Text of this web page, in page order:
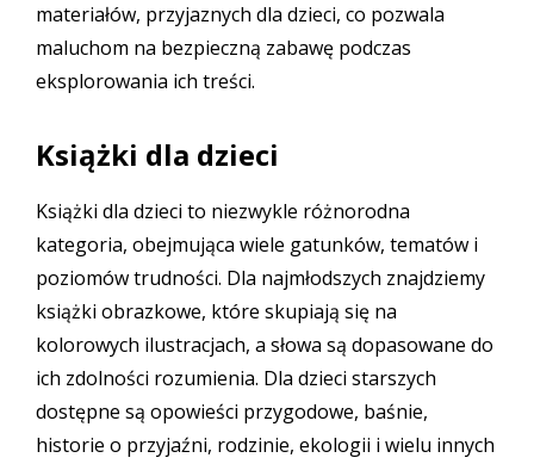
materiałów, przyjaznych dla dzieci, co pozwala
maluchom na bezpieczną zabawę podczas
eksplorowania ich treści.
Książki dla dzieci
Książki dla dzieci to niezwykle różnorodna
kategoria, obejmująca wiele gatunków, tematów i
poziomów trudności. Dla najmłodszych znajdziemy
książki obrazkowe, które skupiają się na
kolorowych ilustracjach, a słowa są dopasowane do
ich zdolności rozumienia. Dla dzieci starszych
dostępne są opowieści przygodowe, baśnie,
historie o przyjaźni, rodzinie, ekologii i wielu innych